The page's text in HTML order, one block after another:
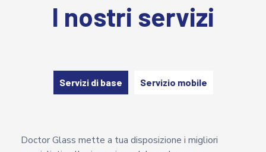
I nostri servizi
Servizi di base Servizio mobile
Doctor Glass mette a tua disposizione i migliori